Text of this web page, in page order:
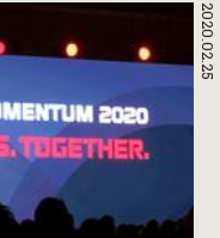
2020.02.25